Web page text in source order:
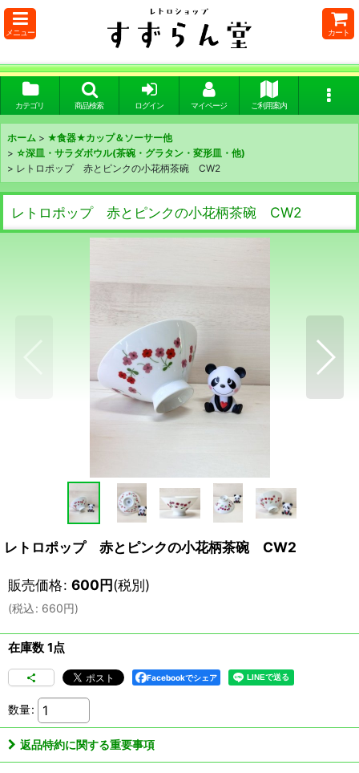
メニュー カート
カテゴリ 商品検索 ログイン マイページ ご利用案内
ホーム > ★食器★カップ＆ソーサー他
> ☆深皿・サラダボウル(茶碗・グラタン・変形皿・他)
> レトロポップ 赤とピンクの小花柄茶碗 CW2
レトロポップ 赤とピンクの小花柄茶碗 CW2
レトロポップ 赤とピンクの小花柄茶碗 CW2
販売価格: 600円(税別)
(税込: 660円)
在庫数 1点
Facebookでシェア
数量:
返品特約に関する重要事項